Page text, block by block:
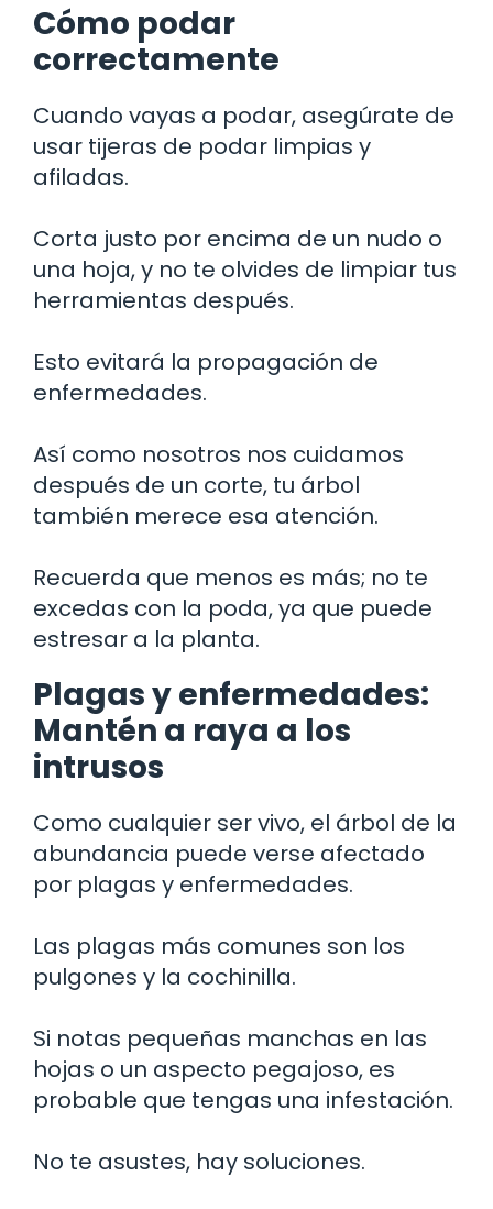
Cómo podar
correctamente
Cuando vayas a podar, asegúrate de
usar tijeras de podar limpias y
afiladas.
Corta justo por encima de un nudo o
una hoja, y no te olvides de limpiar tus
herramientas después.
Esto evitará la propagación de
enfermedades.
Así como nosotros nos cuidamos
después de un corte, tu árbol
también merece esa atención.
Recuerda que menos es más; no te
excedas con la poda, ya que puede
estresar a la planta.
Plagas y enfermedades:
Mantén a raya a los
intrusos
Como cualquier ser vivo, el árbol de la
abundancia puede verse afectado
por plagas y enfermedades.
Las plagas más comunes son los
pulgones y la cochinilla.
Si notas pequeñas manchas en las
hojas o un aspecto pegajoso, es
probable que tengas una infestación.
No te asustes, hay soluciones.